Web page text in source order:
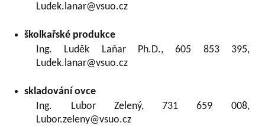
Ludek.lanar@vsuo.cz
školkařské produkce
Ing. Luděk Laňar Ph.D., 605 853 395,
Ludek.lanar@vsuo.cz
skladování ovce
Ing. Lubor Zelený, 731 659 008,
Lubor.zeleny@vsuo.cz